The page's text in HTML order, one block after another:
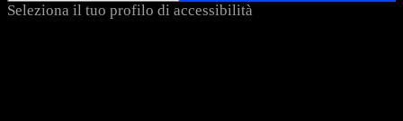
Seleziona il tuo profilo di accessibilità